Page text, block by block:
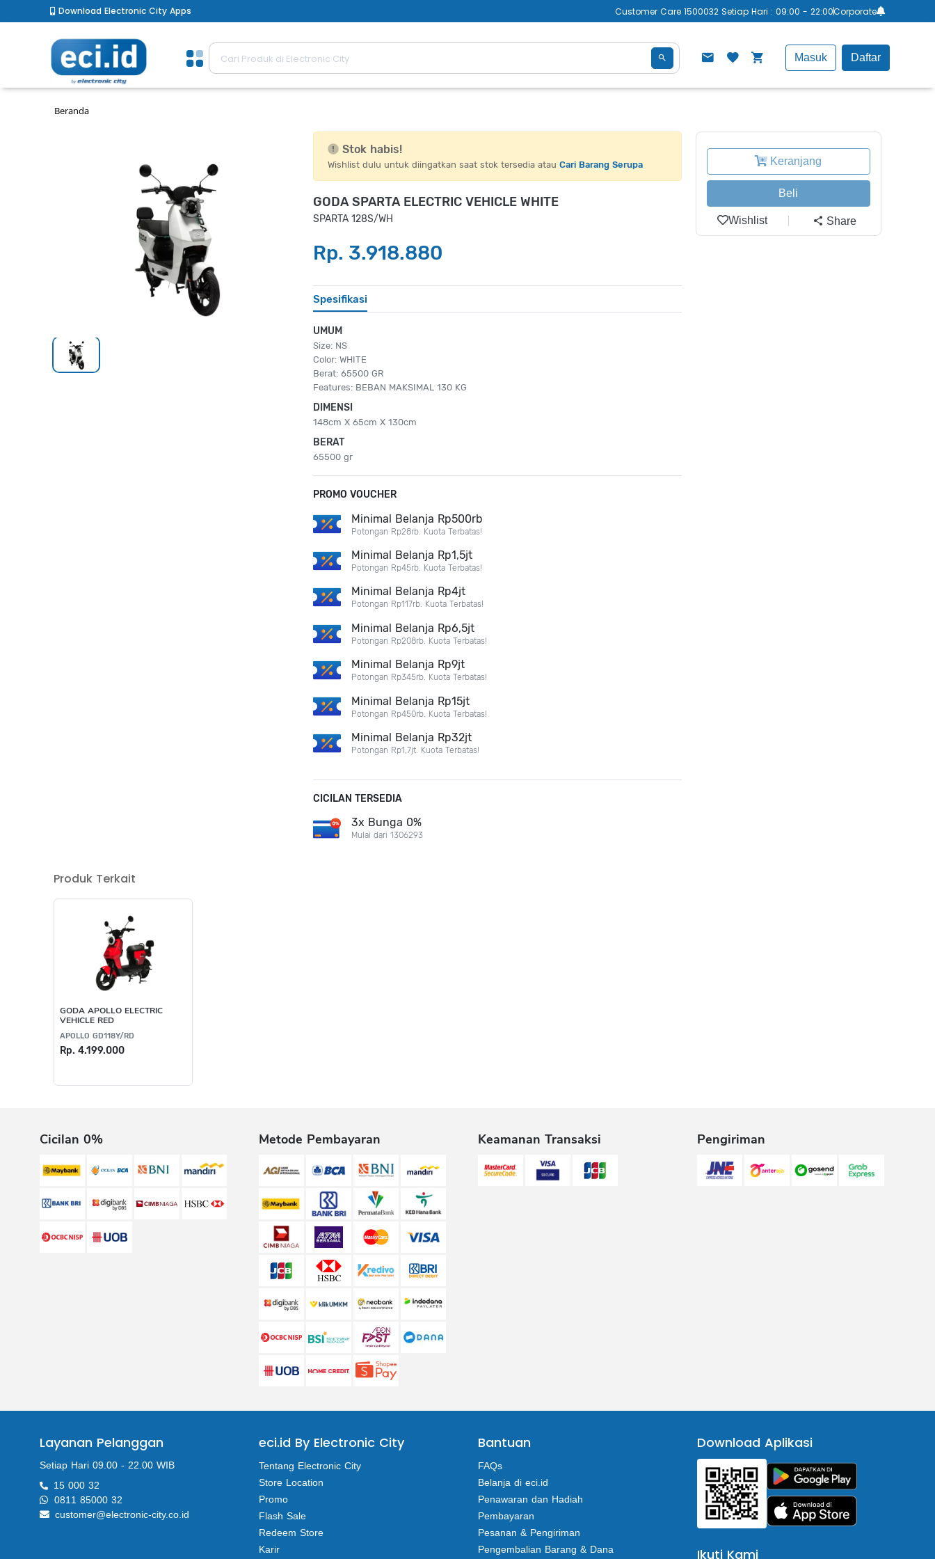
Download Electronic City Apps Customer Care 1500032 Setiap Hari : 09:00 - 22:00Corporate
Masuk Daftar
Beranda
Stok habis!
Wishlist dulu untuk diingatkan saat stok tersedia atauCari Barang Serupa
GODA SPARTA ELECTRIC VEHICLE WHITE
SPARTA 128S/WH
Rp. 3.918.880
Spesifikasi
UMUM
Size: NS
Color: WHITE
Berat: 65500 GR
Features: BEBAN MAKSIMAL 130 KG
DIMENSI
148cm X 65cm X 130cm
BERAT
65500 gr
PROMO VOUCHER
Minimal Belanja Rp500rb
Potongan Rp28rb. Kuota Terbatas!
Minimal Belanja Rp1,5jt
Potongan Rp45rb. Kuota Terbatas!
Minimal Belanja Rp4jt
Potongan Rp117rb. Kuota Terbatas!
Minimal Belanja Rp6,5jt
Potongan Rp208rb. Kuota Terbatas!
Minimal Belanja Rp9jt
Potongan Rp345rb. Kuota Terbatas!
Minimal Belanja Rp15jt
Potongan Rp450rb. Kuota Terbatas!
Minimal Belanja Rp32jt
Potongan Rp1,7jt. Kuota Terbatas!
CICILAN TERSEDIA
3x Bunga 0%
Mulai dari 1306293
Keranjang
Beli
Wishlist Share
Produk Terkait
GODA APOLLO ELECTRIC
VEHICLE RED
APOLLO GD118Y/RD
Rp. 4.199.000
Cicilan 0% Metode Pembayaran Keamanan Transaksi Pengiriman
Layanan Pelanggan
Setiap Hari 09.00 - 22.00 WIB
15 000 32
0811 85000 32
customer@electronic-city.co.id
eci.id By Electronic City
Tentang Electronic City
Store Location
Promo
Flash Sale
Redeem Store
Karir
Bantuan
FAQs
Belanja di eci.id
Penawaran dan Hadiah
Pembayaran
Pesanan & Pengiriman
Pengembalian Barang & Dana
Download Aplikasi
Ikuti Kami